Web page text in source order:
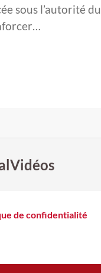
sous l’autorité du
Vidéos
de confidentialité